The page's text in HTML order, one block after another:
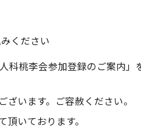
ください
科桃李会参加登録のご案内
います。ご容赦ください。
いております。